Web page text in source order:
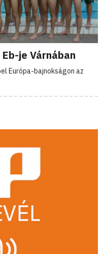
je Várnában
Európa-bajnokságon az